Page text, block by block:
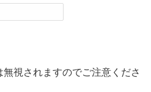
視されますのでご注意くださ